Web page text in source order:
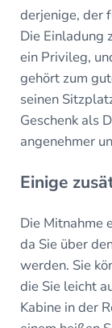
derjenige, der
Die Einladung
ein Privileg,
gehört zum
seinen
Geschenk als
angenehmer
Einige
Die Mitnahme
da Sie über
werden. Sie
die Sie leicht
Kabine in der